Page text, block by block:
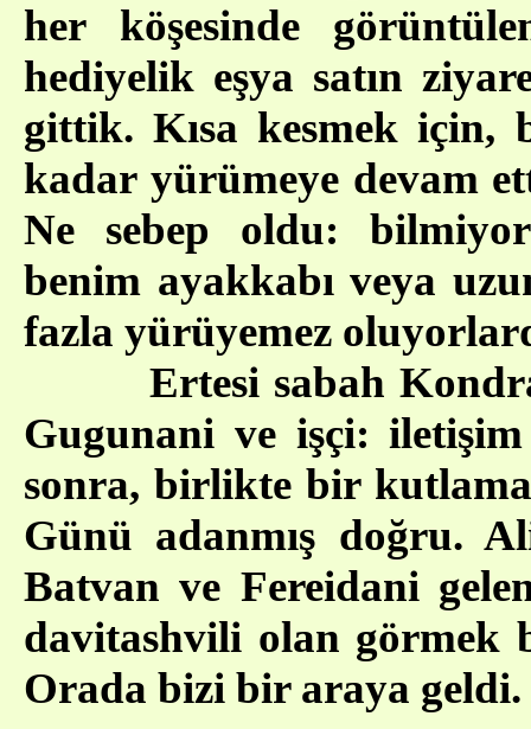
her köşesinde
hediyelik eşya satın
gittik. Kısa kesmek için,
kadar yürümeye devam
Ne sebep oldu:
benim ayakkabı veya
fazla yürüyemez
Ertesi sabah Kondrat
Gugunani ve işçi:
sonra, birlikte bir
Günü adanmış doğru.
Batvan ve Fereidani
davitashvili olan görmek
Orada bizi bir araya geldi.